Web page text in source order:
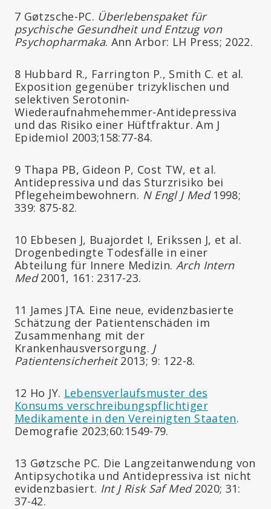
7 Gøtzsche-PC. Überlebenspaket für
psychische Gesundheit und Entzug von
Psychopharmaka. Ann Arbor: LH Press; 2022.
8 Hubbard R., Farrington P., Smith C. et al.
Exposition gegenüber trizyklischen und
selektiven Serotonin-
Wiederaufnahmehemmer-Antidepressiva
und das Risiko einer Hüftfraktur. Am J
Epidemiol 2003;158:77-84.
9 Thapa PB, Gideon P, Cost TW, et al.
Antidepressiva und das Sturzrisiko bei
Pflegeheimbewohnern. N Engl J Med1998;
339: 875-82.
10 Ebbesen J, Buajordet I, Erikssen J, et al.
Drogenbedingte Todesfälle in einer
Abteilung für Innere Medizin. Arch Intern
Med2001, 161: 2317-23.
11 James JTA. Eine neue, evidenzbasierte
Schätzung der Patientenschäden im
Zusammenhang mit der
Krankenhausversorgung. J
Patientensicherheit2013; 9: 122-8.
12 Ho JY. Lebensverlaufsmuster des
Konsums verschreibungspflichtiger
Medikamente in den Vereinigten Staaten.
Demografie 2023;60:1549-79.
13 Gøtzsche PC. Die Langzeitanwendung von
Antipsychotika und Antidepressiva ist nicht
evidenzbasiert. Int J Risk Saf Med2020; 31:
37-42.